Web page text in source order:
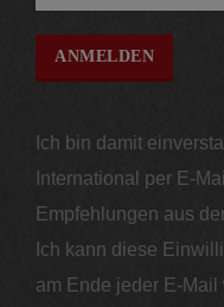
Ich bin damit
International per E-
Empfehlungen aus
Ich kann diese
am Ende jeder E-